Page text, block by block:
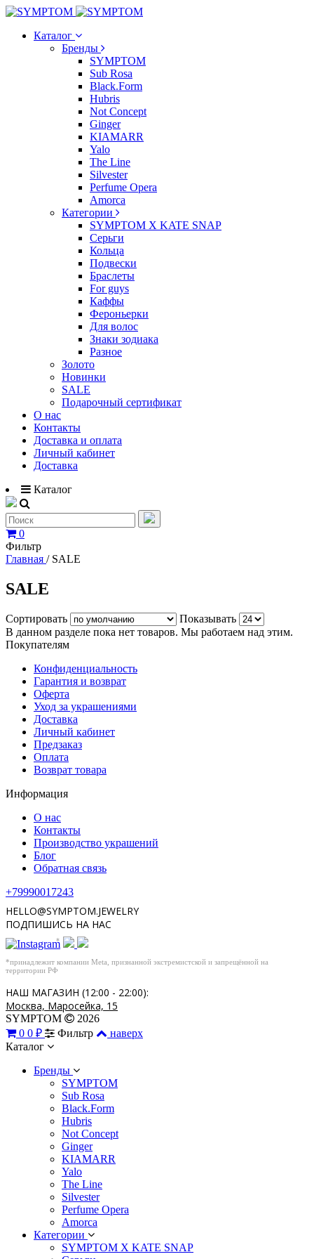
Каталог
Бренды
SYMPTOM
Sub Rosa
Black.Form
Hubris
Not Concept
Ginger
KIAMARR
Yalo
The Line
Silvester
Perfume Opera
Amorca
Категории
SYMPTOM X KATE SNAP
Серьги
Кольца
Подвески
Браслеты
For guys
Каффы
Фероньерки
Для волос
Знаки зодиака
Разное
Золото
Новинки
SALE
Подарочный сертификат
О нас
Контакты
Доставка и оплата
Личный кабинет
Доставка
Каталог
0
Фильтр
Главная / SALE
SALE
Сортировать
Показывать
В данном разделе пока нет товаров. Мы работаем над этим.
Покупателям
Конфиденциальность
Гарантия и возврат
Оферта
Уход за украшениями
Доставка
Личный кабинет
Предзаказ
Оплата
Возврат товара
Информация
О нас
Контакты
Производство украшений
Блог
Обратная связь
+79990017243
HELLO@SYMPTOM.JEWELRY
ПОДПИШИСЬ НА НАС
*
*принадлежит компании Meta, признанной экстремистской и запрещённой на
территории РФ
НАШ МАГАЗИН (12:00 - 22:00):
Москва, Маросейка, 15
SYMPTOM
2026
0 0 ₽ Фильтр
наверх
Каталог
Бренды
SYMPTOM
Sub Rosa
Black.Form
Hubris
Not Concept
Ginger
KIAMARR
Yalo
The Line
Silvester
Perfume Opera
Amorca
Категории
SYMPTOM X KATE SNAP